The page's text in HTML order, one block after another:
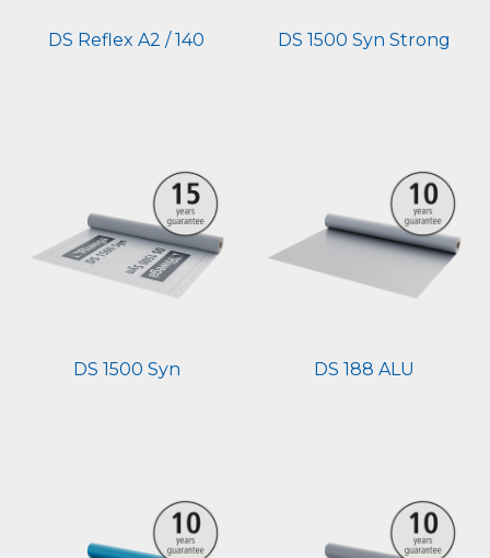
DS Reflex A2 / 140 DS 1500 Syn Strong
DS 1500 Syn DS 188 ALU